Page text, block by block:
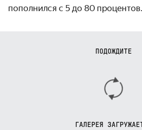
пополнился с 5 до 80 процентов.
ПОДОЖДИТЕ
ГАЛЕРЕЯ